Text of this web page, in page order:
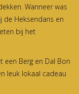
Wanneer was
de Heksendans en
bij het
een Berg en Dal Bon
leuk lokaal cadeau